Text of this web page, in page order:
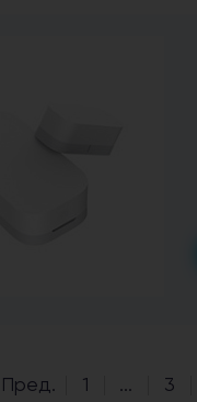
Пред. 1 ... 3